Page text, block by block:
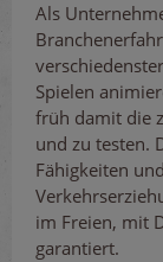
Als
Spielen
früh damit die
und zu testen.
Fähigkeiten
im Freien, mit
garantiert.